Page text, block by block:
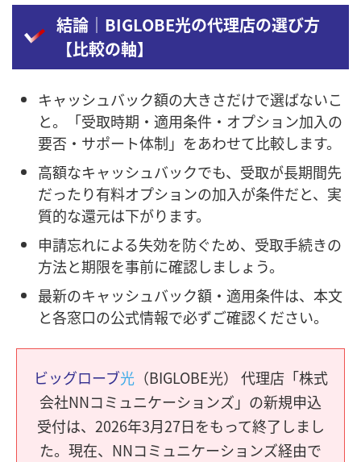
結論｜BIGLOBE光の代理店の選び方
【比較の軸】
キャッシュバック額の大きさだけで選ばないこ
と。「受取時期・適用条件・オプション加入の
要否・サポート体制」をあわせて比較します。
高額なキャッシュバックでも、受取が長期間先
だったり有料オプションの加入が条件だと、実
質的な還元は下がります。
申請忘れによる失効を防ぐため、受取手続きの
方法と期限を事前に確認しましょう。
最新のキャッシュバック額・適用条件は、本文
と各窓口の公式情報で必ずご確認ください。
ビッグローブ光（BIGLOBE光） 代理店「株式
会社NNコミュニケーションズ」の新規申込
受付は、2026年3月27日をもって終了しまし
た。現在、NNコミュニケーションズ経由で